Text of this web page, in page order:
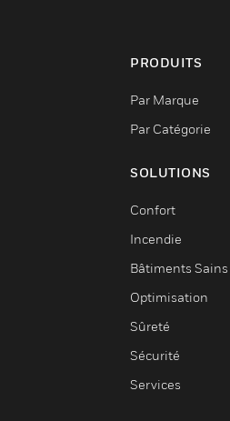
PRODUITS
Par Marque
Par Catégorie
SOLUTIONS
Confort
Incendie
Bâtiments Sains
Optimisation
Sûreté
Sécurité
Services